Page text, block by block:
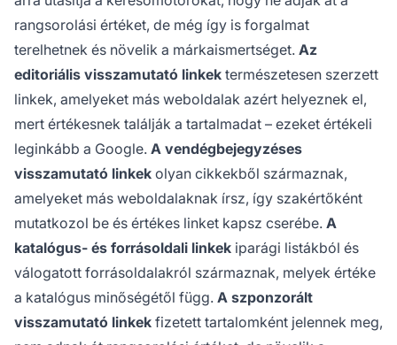
rangsorolási értéket, de még így is forgalmat
terelhetnek és növelik a márkaismertséget. Az
editoriális visszamutató linkek természetesen szerzett
linkek, amelyeket más weboldalak azért helyeznek el,
mert értékesnek találják a tartalmadat – ezeket értékeli
leginkább a Google. A vendégbejegyzéses
visszamutató linkek olyan cikkekből származnak,
amelyeket más weboldalaknak írsz, így szakértőként
mutatkozol be és értékes linket kapsz cserébe. A
katalógus- és forrásoldali linkek iparági listákból és
válogatott forrásoldalakról származnak, melyek értéke
a katalógus minőségétől függ. A szponzorált
visszamutató linkek fizetett tartalomként jelennek meg,